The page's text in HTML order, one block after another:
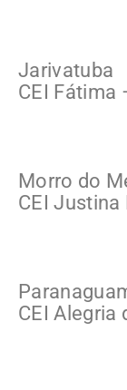
Jarivatuba
CEI Fátima
Morro do
CEI Justina
CEI Alegria